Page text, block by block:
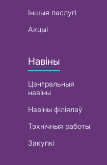
Іншыя паслугі
Акцыі
Навіны
Цэнтральныя
навіны
Навіны філіялаў
Тэхнічныя работы
Закупкі